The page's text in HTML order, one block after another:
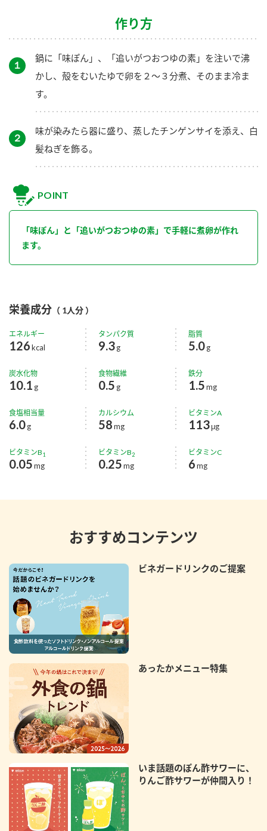
作り方
１
鍋に「味ぽん」、「追いがつおつゆの素」を注いで沸
かし、殻をむいたゆで卵を２～３分煮、そのまま冷ま
す。
２
味が染みたら器に盛り、蒸したチンゲンサイを添え、白
髪ねぎを飾る。
POINT
「味ぽん」と「追いがつおつゆの素」で手軽に煮卵が作れ
ます。
栄養成分 （ 1人分 ）
エネルギー
126kcal
タンパク質
9.3g
脂質
5.0 g
炭水化物
10.1 g
食物繊維
0.5 g
鉄分
1.5mg
食塩相当量
6.0g
カルシウム
58 mg
ビタミンA
113μg
ビタミンB1
0.05mg
ビタミンB2
0.25 mg
ビタミンC
6mg
おすすめコンテンツ
ビネガードリンクのご提案
あったかメニュー特集
いま話題のぽん酢サワーに、
りんご酢サワーが仲間入り！